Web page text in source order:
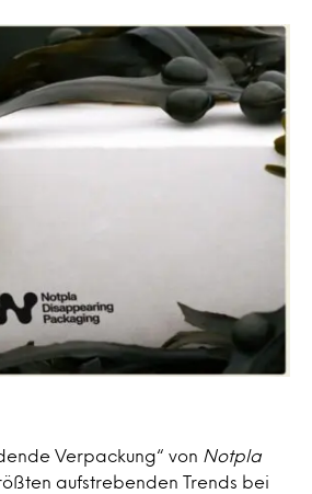
Verpackung“ von Notpla
aufstrebenden Trends bei